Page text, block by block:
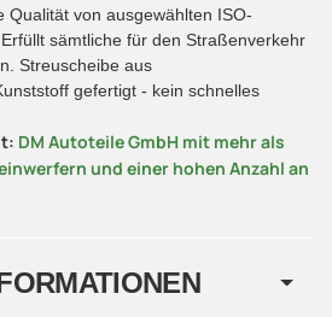
Qualität von ausgewählten ISO-
sämtliche für den Straßenverkehr
Streuscheibe aus
gefertigt - kein schnelles
DM Autoteile GmbH mit mehr als
und einer hohen Anzahl an